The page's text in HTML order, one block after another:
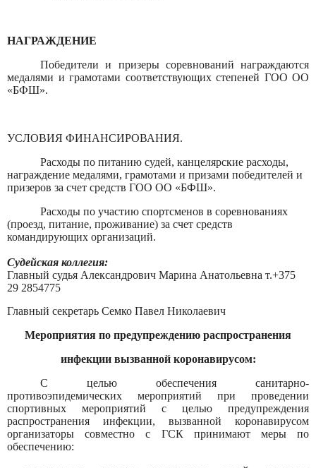
НАГРАЖДЕНИЕ
Победители и призеры соревнований награждаются
медалями и грамотами соответствующих степеней ГОО ОО
«БФШ».
УСЛОВИЯ ФИНАНСИРОВАНИЯ.
Расходы по питанию судей, канцелярские расходы,
награждение медалями, грамотами и призами победителей и
призеров за счет средств ГОО ОО «БФШ».
Расходы по участию спортсменов в соревнованиях
(проезд, питание, проживание) за счет средств
командирующих организаций.
Судейская коллегия:
Главный судья Александрович Марина Анатольевна т.+375
29 2854775
Главный секретарь Семко Павел Николаевич
Мероприятия по предупреждению распространения
инфекции вызванной коронавирусом:
С целью обеспечения санитарно-
противоэпидемических мероприятий при проведении
спортивных мероприятий с целью предупреждения
распространения инфекции, вызванной коронавирусом
организаторы совместно с ГСК принимают меры по
обеспечению: